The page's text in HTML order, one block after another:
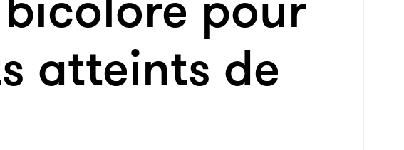
atteints de